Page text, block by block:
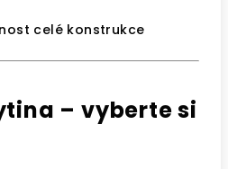
celé konstrukce
– vyberte si